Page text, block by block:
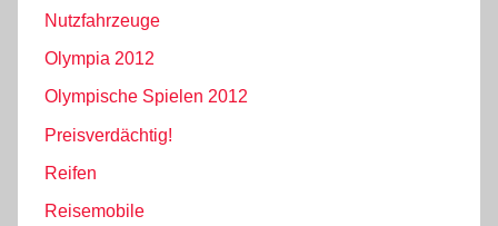
Nutzfahrzeuge
Olympia 2012
Olympische Spielen 2012
Preisverdächtig!
Reifen
Reisemobile